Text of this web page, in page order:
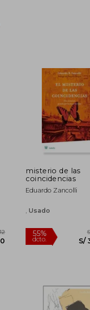
misterio de las
coincidencias
Eduardo Zancolli
Usado